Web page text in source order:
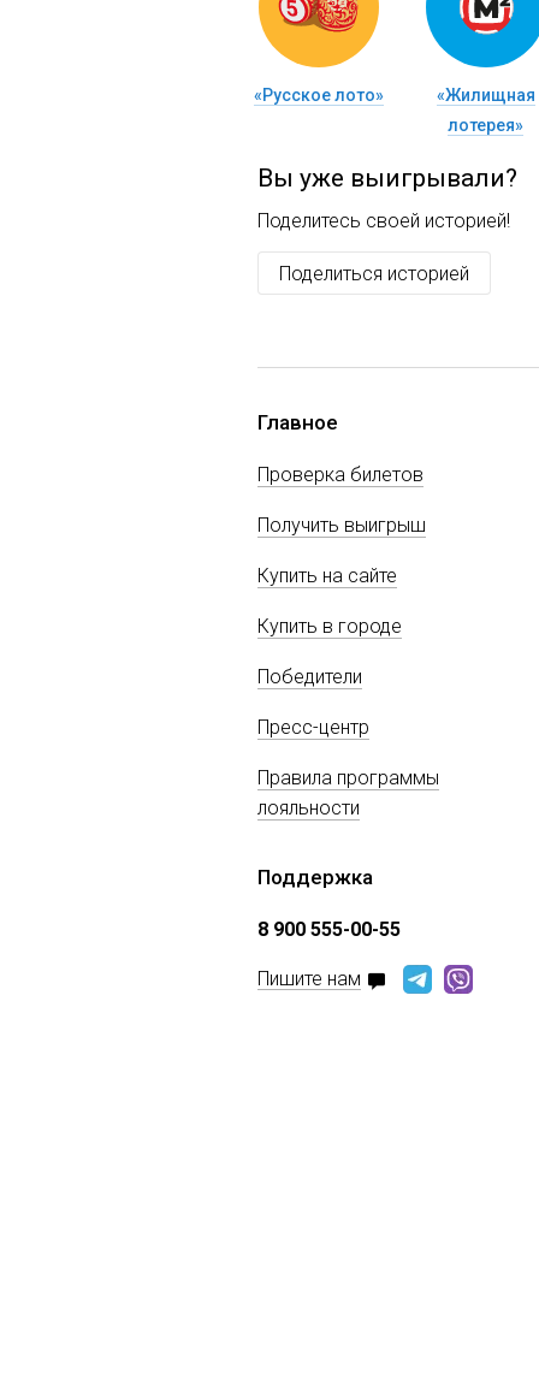
«Русское лото»
«Жилищная
лотерея»
Вы уже выигрывали?
Поделитесь своей историей!
Поделиться историей
Главное
Проверка билетов
Получить выигрыш
Купить на сайте
Купить в городе
Победители
Пресс-центр
Правила программы
лояльности
Поддержка
8 900 555-00-55
Пишите нам